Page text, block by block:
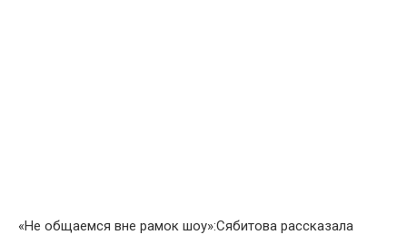
«Не общаемся вне рамок шоу»:Сябитова рассказала